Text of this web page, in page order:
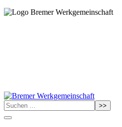
>>